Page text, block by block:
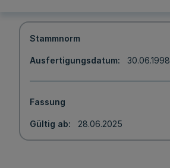
Stammnorm
Ausfertigungsdatum 30.06.1998
Fassung
Gültig ab 28.06.2025